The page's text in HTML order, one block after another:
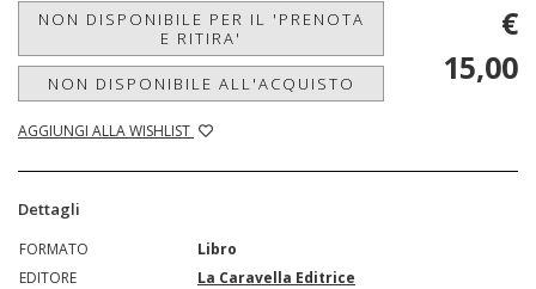
NON DISPONIBILE PER IL 'PRENOTA
E RITIRA'
NON DISPONIBILE ALL'ACQUISTO
AGGIUNGI ALLA WISHLIST
€
15,00
Dettagli
FORMATO
Libro
EDITORE
La Caravella Editrice